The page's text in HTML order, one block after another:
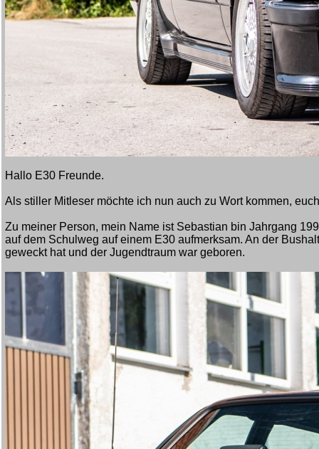
Hallo E30 Freunde.
Als stiller Mitleser möchte ich nun auch zu Wort kommen,
Zu meiner Person, mein Name ist Sebastian bin Jahrgang
auf dem Schulweg auf einem E30 aufmerksam. An der
geweckt hat und der Jugendtraum war geboren.